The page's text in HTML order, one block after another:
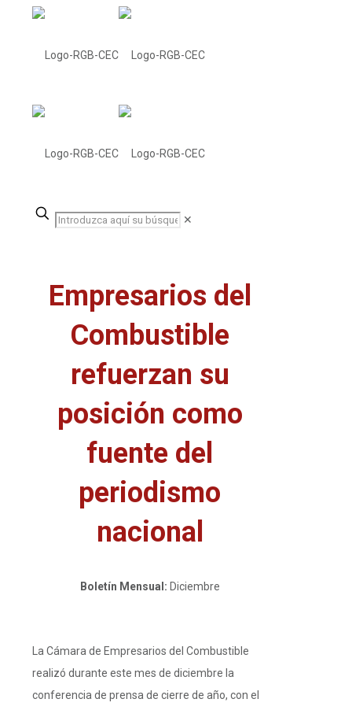
✕
Empresarios del
Combustible
refuerzan su
posición como
fuente del
periodismo
nacional
Boletín Mensual: Diciembre
La Cámara de Empresarios del Combustible
realizó durante este mes de diciembre la
conferencia de prensa de cierre de año, con el